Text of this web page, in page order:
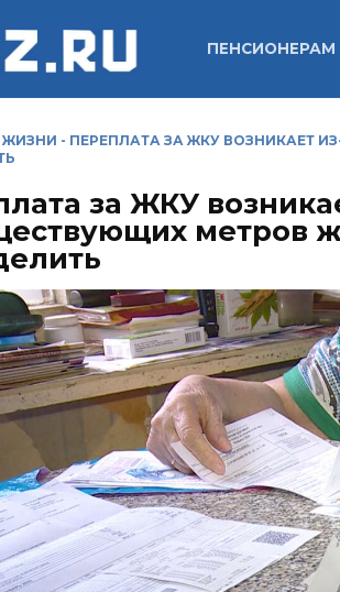
ПЕНСИОНЕРАМ
ЖИЗНИ - ПЕРЕПЛАТА ЗА ЖКУ ВОЗНИКАЕТ
за ЖКУ
метров